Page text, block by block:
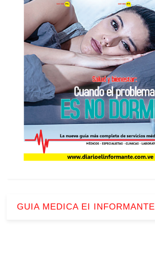
GUIA MEDICA EI INFORMANTE